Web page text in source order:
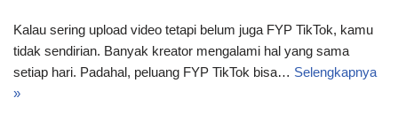
Kalau sering upload video tetapi belum juga FYP TikTok, kamu
tidak sendirian. Banyak kreator mengalami hal yang sama
setiap hari. Padahal, peluang FYP TikTok bisa… Selengkapnya
»